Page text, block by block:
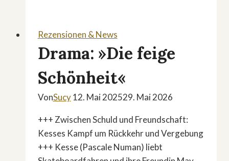
Rezensionen & News
Drama: »Die feige
Schönheit«
VonSucy 12. Mai 202529. Mai 2026
+++ Zwischen Schuld und Freundschaft:
Kesses Kampf um Rückkehr und Vergebung
+++ Kesse (Pascale Numan) liebt